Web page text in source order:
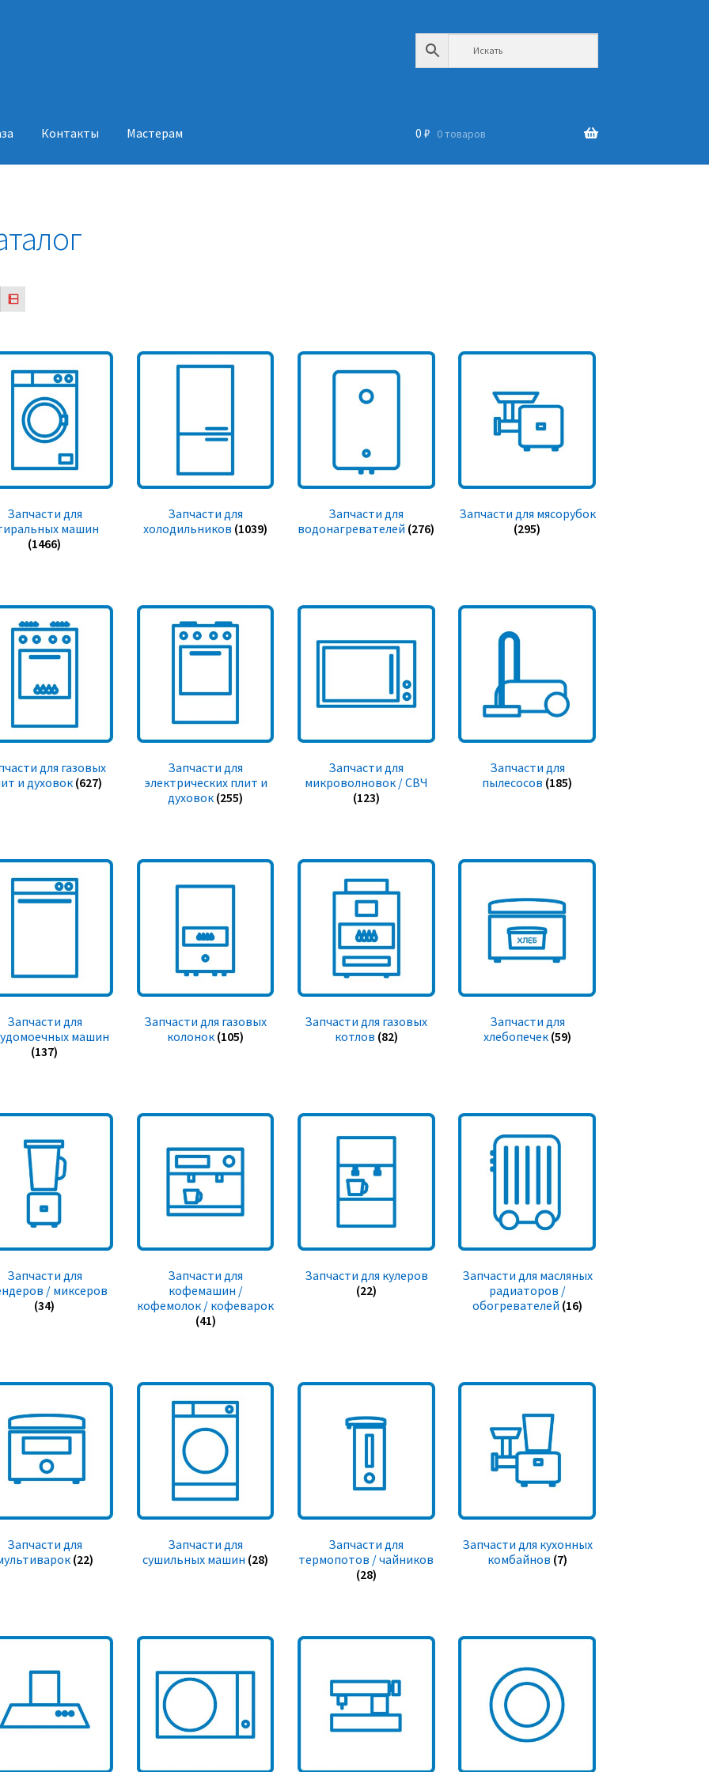
Контакты Мастерам 0 ₽ 0 товаров
Запчасти для
машин
(1466)
Запчасти для
холодильников (1039)
Запчасти для
водонагревателей (276)
Запчасти для мясорубок
(295)
для газовых
и духовок (627)
Запчасти для
электрических плит и
духовок (255)
Запчасти для
микроволновок / СВЧ
(123)
Запчасти для
пылесосов (185)
Запчасти для
машин
(137)
Запчасти для газовых
колонок (105)
Запчасти для газовых
котлов (82)
Запчасти для
хлебопечек (59)
Запчасти для
/ миксеров
(34)
Запчасти для
кофемашин /
кофемолок / кофеварок
(41)
Запчасти для кулеров
(22)
Запчасти для масляных
радиаторов /
обогревателей (16)
Запчасти для
(22)
Запчасти для
сушильных машин (28)
Запчасти для
термопотов / чайников
(28)
Запчасти для кухонных
комбайнов (7)